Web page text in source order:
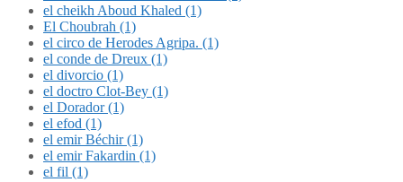
el cheikh Aboud Khaled (1)
El Choubrah (1)
el circo de Herodes Agripa. (1)
el conde de Dreux (1)
el divorcio (1)
el doctro Clot-Bey (1)
el Dorador (1)
el efod (1)
el emir Béchir (1)
el emir Fakardin (1)
el fil (1)